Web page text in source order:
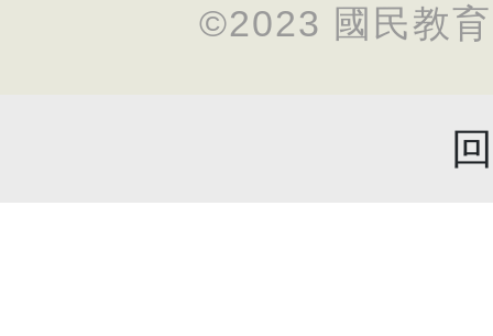
©2023 國民教